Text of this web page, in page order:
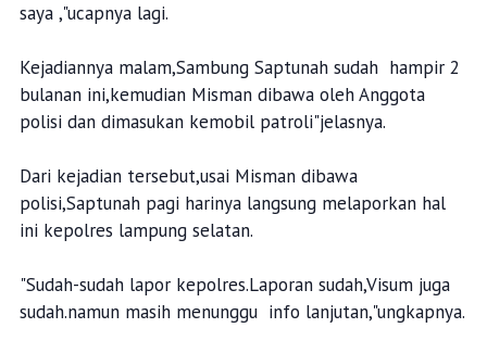
saya ,"ucapnya lagi.
Kejadiannya malam,Sambung Saptunah sudah hampir 2
bulanan ini,kemudian Misman dibawa oleh Anggota
polisi dan dimasukan kemobil patroli"jelasnya.
Dari kejadian tersebut,usai Misman dibawa
polisi,Saptunah pagi harinya langsung melaporkan hal
ini kepolres lampung selatan.
"Sudah-sudah lapor kepolres.Laporan sudah,Visum juga
sudah.namun masih menunggu info lanjutan,"ungkapnya.